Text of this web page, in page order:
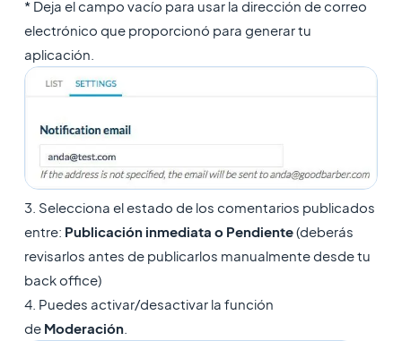
* Deja el campo vacío para usar la dirección de correo
electrónico que proporcionó para generar tu
aplicación.
3. Selecciona el estado de los comentarios publicados
entre: Publicación inmediata o Pendiente(deberás
revisarlos antes de publicarlos manualmente desde tu
back office)
4. Puedes activar/desactivar la función
de Moderación.